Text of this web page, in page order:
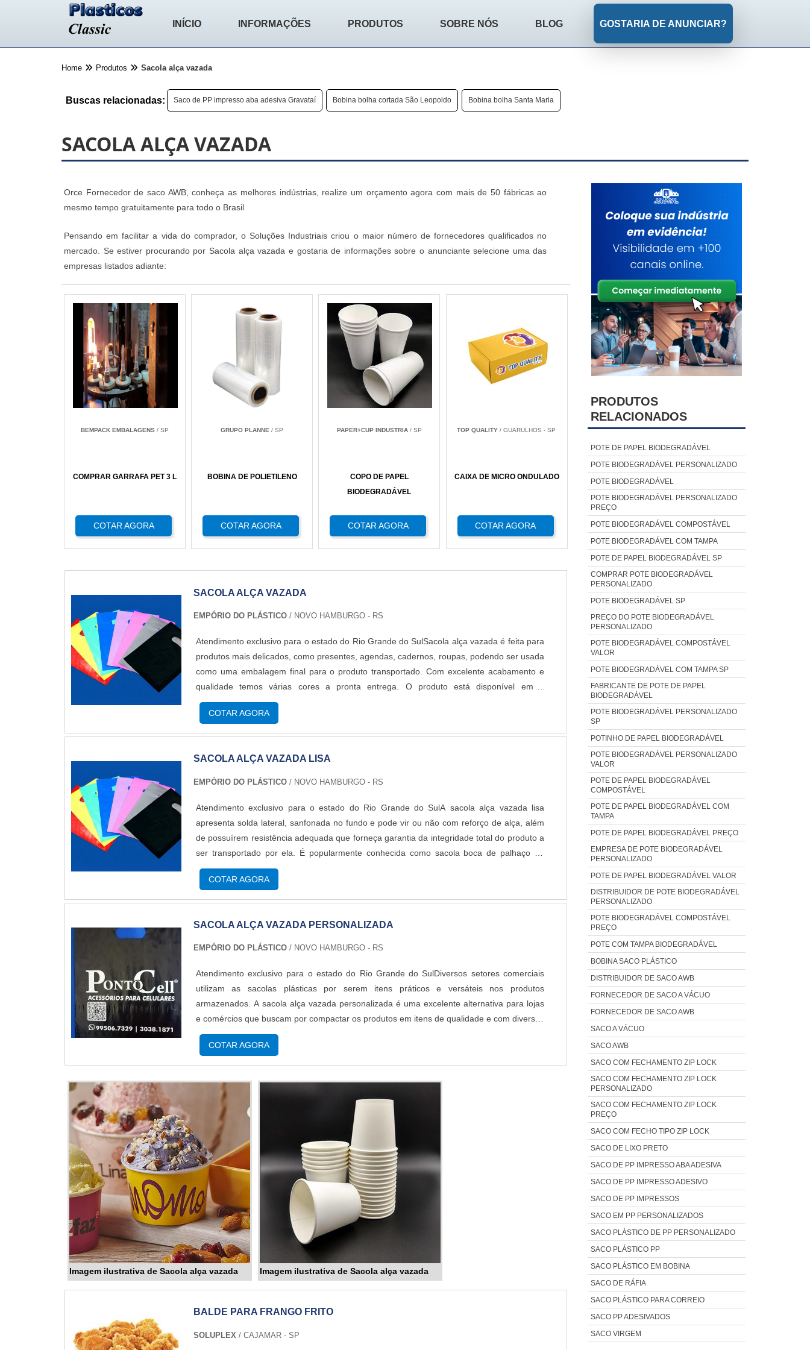
INÍCIO INFORMAÇÕES PRODUTOS SOBRE NÓS BLOG GOSTARIA DE ANUNCIAR?
Home Produtos Sacola alça vazada
Buscas relacionadas: Saco de PP impresso aba adesiva Gravataí Bobina bolha cortada São Leopoldo Bobina bolha Santa Maria
SACOLA ALÇA VAZADA
Orce Fornecedor de saco AWB, conheça as melhores indústrias, realize um orçamento agora com mais de 50 fábricas ao
mesmo tempo gratuitamente para todo o Brasil
Pensando em facilitar a vida do comprador, o Soluções Industriais criou o maior número de fornecedores qualificados no
mercado. Se estiver procurando por Sacola alça vazada e gostaria de informações sobre o anunciante selecione uma das
empresas listados adiante:
BEMPACK EMBALAGENS/ SP
COMPRAR GARRAFA PET 3 L
COTAR AGORA
GRUPO PLANNE/ SP
BOBINA DE POLIETILENO
COTAR AGORA
PAPER+CUP INDUSTRIA/ SP
COPO DE PAPEL
BIODEGRADÁVEL
COTAR AGORA
TOP QUALITY / GUARULHOS - SP
CAIXA DE MICRO ONDULADO
COTAR AGORA
SACOLA ALÇA VAZADA
EMPÓRIO DO PLÁSTICO / NOVO HAMBURGO - RS
Atendimento exclusivo para o estado do Rio Grande do SulSacola alça vazada é feita para
produtos mais delicados, como presentes, agendas, cadernos, roupas, podendo ser usada
como uma embalagem final para o produto transportado. Com excelente acabamento e
qualidade temos várias cores a pronta entrega. O produto está disponível em 3
tamanhos: 20x30;30x40;40x50.O PRODUTO GARANTE UMA SÉRIE DE BENEFÍCIOSA
sacola plástica alça vazada é um dos...
COTAR AGORA
SACOLA ALÇA VAZADA LISA
EMPÓRIO DO PLÁSTICO / NOVO HAMBURGO - RS
Atendimento exclusivo para o estado do Rio Grande do SulA sacola alça vazada lisa
apresenta solda lateral, sanfonada no fundo e pode vir ou não com reforço de alça, além
de possuírem resistência adequada que forneça garantia da integridade total do produto a
ser transportado por ela. É popularmente conhecida como sacola boca de palhaço ou
sacola boca triste.DETALHES SOBRE O FUNCIONAMENTO DO PRODUTOA sacola alça
vazada pode ser confeccio...
COTAR AGORA
SACOLA ALÇA VAZADA PERSONALIZADA
EMPÓRIO DO PLÁSTICO / NOVO HAMBURGO - RS
Atendimento exclusivo para o estado do Rio Grande do SulDiversos setores comerciais
utilizam as sacolas plásticas por serem itens práticos e versáteis nos produtos
armazenados. A sacola alça vazada personalizada é uma excelente alternativa para lojas
e comércios que buscam por compactar os produtos em itens de qualidade e com diversas
finalidades. Se torna muitas vezes a embalagem final para o produto, já que por onde for
faz a propagan...
COTAR AGORA
Imagem ilustrativa de Sacola alça vazada Imagem ilustrativa de Sacola alça vazada
BALDE PARA FRANGO FRITO
SOLUPLEX / CAJAMAR - SP
PRODUTOS
RELACIONADOS
POTE DE PAPEL BIODEGRADÁVEL
POTE BIODEGRADÁVEL PERSONALIZADO
POTE BIODEGRADÁVEL
POTE BIODEGRADÁVEL PERSONALIZADO
PREÇO
POTE BIODEGRADÁVEL COMPOSTÁVEL
POTE BIODEGRADÁVEL COM TAMPA
POTE DE PAPEL BIODEGRADÁVEL SP
COMPRAR POTE BIODEGRADÁVEL
PERSONALIZADO
POTE BIODEGRADÁVEL SP
PREÇO DO POTE BIODEGRADÁVEL
PERSONALIZADO
POTE BIODEGRADÁVEL COMPOSTÁVEL
VALOR
POTE BIODEGRADÁVEL COM TAMPA SP
FABRICANTE DE POTE DE PAPEL
BIODEGRADÁVEL
POTE BIODEGRADÁVEL PERSONALIZADO
SP
POTINHO DE PAPEL BIODEGRADÁVEL
POTE BIODEGRADÁVEL PERSONALIZADO
VALOR
POTE DE PAPEL BIODEGRADÁVEL
COMPOSTÁVEL
POTE DE PAPEL BIODEGRADÁVEL COM
TAMPA
POTE DE PAPEL BIODEGRADÁVEL PREÇO
EMPRESA DE POTE BIODEGRADÁVEL
PERSONALIZADO
POTE DE PAPEL BIODEGRADÁVEL VALOR
DISTRIBUIDOR DE POTE BIODEGRADÁVEL
PERSONALIZADO
POTE BIODEGRADÁVEL COMPOSTÁVEL
PREÇO
POTE COM TAMPA BIODEGRADÁVEL
BOBINA SACO PLÁSTICO
DISTRIBUIDOR DE SACO AWB
FORNECEDOR DE SACO A VÁCUO
FORNECEDOR DE SACO AWB
SACO A VÁCUO
SACO AWB
SACO COM FECHAMENTO ZIP LOCK
SACO COM FECHAMENTO ZIP LOCK
PERSONALIZADO
SACO COM FECHAMENTO ZIP LOCK
PREÇO
SACO COM FECHO TIPO ZIP LOCK
SACO DE LIXO PRETO
SACO DE PP IMPRESSO ABA ADESIVA
SACO DE PP IMPRESSO ADESIVO
SACO DE PP IMPRESSOS
SACO EM PP PERSONALIZADOS
SACO PLÁSTICO DE PP PERSONALIZADO
SACO PLÁSTICO PP
SACO PLÁSTICO EM BOBINA
SACO DE RÁFIA
SACO PLÁSTICO PARA CORREIO
SACO PP ADESIVADOS
SACO VIRGEM